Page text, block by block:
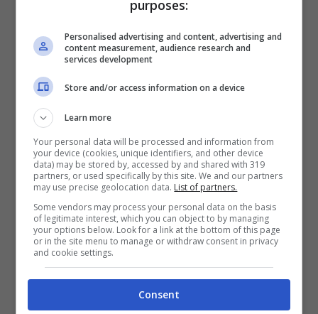
Quindi, chi non vuole rivolgersi altrove e
neanche aspettare mesi per ottenere una
visita specialistica o meno può optare per
l’intramoenia. In questo caso, si dovrà pagare
una tariffa diversa dal ticket e il medico fornire
la prestazione fuori dall’orario di lavoro. La
sede, però, sarà la struttura ospedaliera
stessa. La spesa per l’intramoenia, come una
qualsiasi spesa medica, potrà essere detratta
purposes:
Personalised advertising and content, advertising and
content measurement, audience research and
services development
Store and/or access information on a device
Learn more
Your personal data will be processed and information from
your device (cookies, unique identifiers, and other device
data) may be stored by, accessed by and shared with 319
partners, or used specifically by this site. We and our partners
may use precise geolocation data. List of partners.
Some vendors may process your personal data on the basis
of legitimate interest, which you can object to by managing
your options below. Look for a link at the bottom of this page
or in the site menu to manage or withdraw consent in privacy
and cookie settings.
Consent